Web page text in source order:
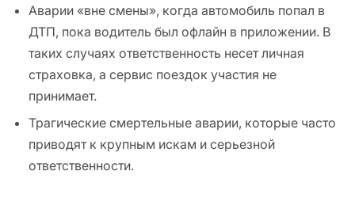
Аварии «вне смены», когда автомобиль попал в
ДТП, пока водитель был офлайн в приложении. В
таких случаях ответственность несет личная
страховка, а сервис поездок участия не
принимает.
Трагические смертельные аварии, которые часто
приводят к крупным искам и серьезной
ответственности.